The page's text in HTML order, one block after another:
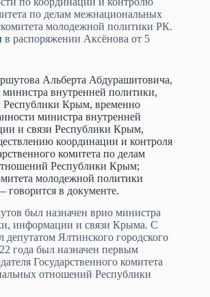
по делам межнациональных
молодежной политики РК.
в распоряжении Аксёнова от 5
Альберта Абдурашитовича,
министра внутренней политики,
Республики Крым, временно
министра внутренней
и связи Республики Крым,
координации и контроля
комитета по делам
Республики Крым;
молодежной политики
в документе.
был назначен врио министра
информации и связи Крыма. С
депутатом Ялтинского городского
года был назначен первым
Государственного комитета
отношений Республики